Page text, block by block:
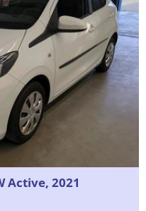
Active, 2021